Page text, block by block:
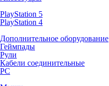
PlayStation 5
PlayStation 4
Дополнительное оборудование
Геймпады
Рули
Кабели соединительные
PC